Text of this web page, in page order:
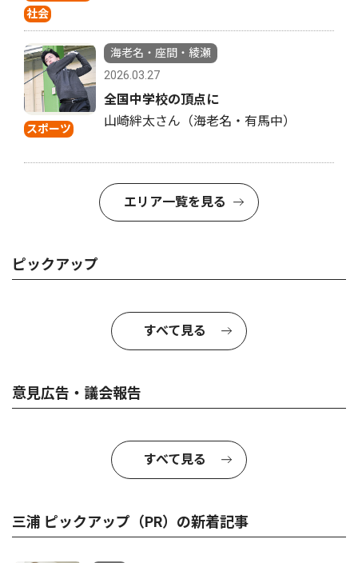
社会
スポーツ
海老名・座間・綾瀬
2026.03.27
全国中学校の頂点に
山崎絆太さん（海老名・有馬中）
エリア一覧を見る
ピックアップ
すべて見る
意見広告・議会報告
すべて見る
三浦 ピックアップ（PR）の新着記事